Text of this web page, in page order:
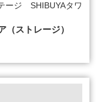
ージ SHIBUYAタワ
（ストレージ）